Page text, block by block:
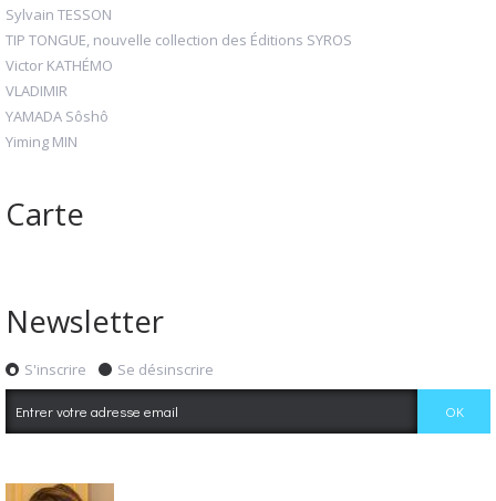
Sylvain TESSON
TIP TONGUE, nouvelle collection des Éditions SYROS
Victor KATHÉMO
VLADIMIR
YAMADA Sôshô
Yiming MIN
Carte
Newsletter
S'inscrire Se désinscrire